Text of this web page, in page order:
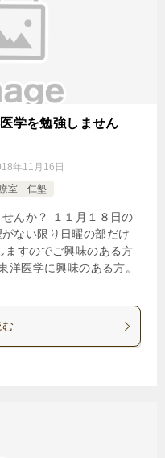
学を勉強しません
年11月16日
療室 仁塾
んか？ １１月１８日の
ない限り日曜の部だけ
ますのでご興味のある方
洋医学に興味のある方。
む